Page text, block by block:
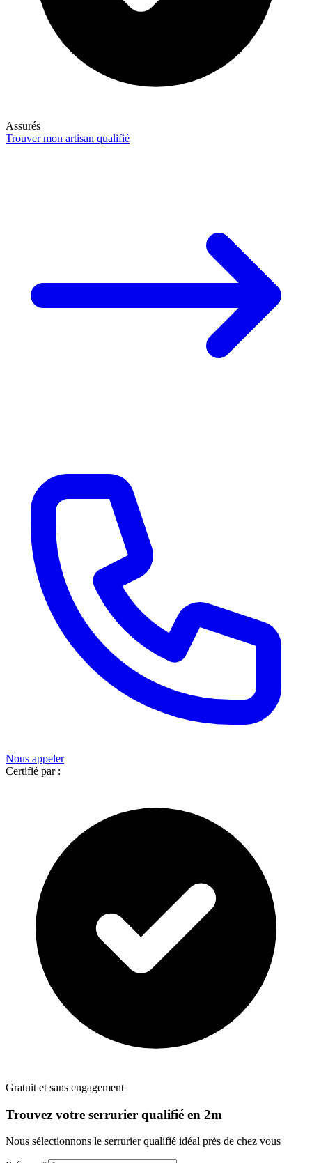
Assurés
Trouver mon artisan qualifié
Nous appeler
Certifié par :
Gratuit et sans engagement
Trouvez votre serrurier qualifié en 2m
Nous sélectionnons le serrurierqualifié idéal près de chez vous